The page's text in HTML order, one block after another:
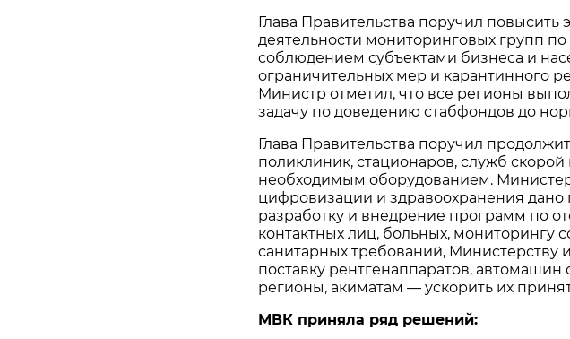
Глава Правительства поручил повысить
деятельности мониторинговых групп
соблюдением субъектами бизнеса и
ограничительных мер и карантинного
Министр отметил, что все регионы
задачу по доведению стабфондов до
Глава Правительства поручил
поликлиник, стационаров, служб
необходимым оборудованием.
цифровизации и здравоохранения дано
разработку и внедрение программ по
контактных лиц, больных, мониторингу
санитарных требований, Министерству
поставку рентгенаппаратов,
регионы, акиматам — ускорить их
МВК приняла ряд решений: